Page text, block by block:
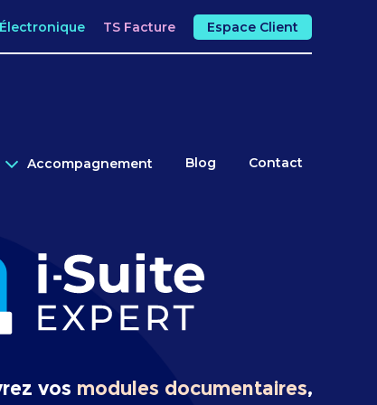
TS Facture Espace Client
Accompagnement Blog Contact
vos modules documentaires,